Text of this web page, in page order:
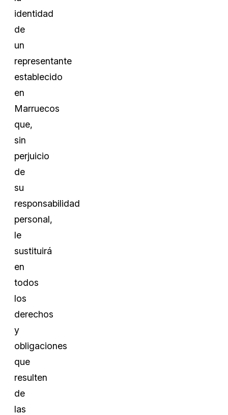
identidad
de
un
representante
establecido
en
Marruecos
que,
sin
perjuicio
de
su
responsabilidad
personal,
le
sustituirá
en
todos
los
derechos
y
obligaciones
que
resulten
de
las